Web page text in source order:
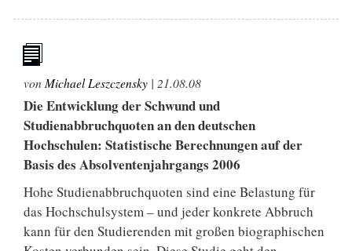
von Michael Leszczensky | 21.08.08
Die Entwicklung der Schwund und
Studienabbruchquoten an den deutschen
Hochschulen: Statistische Berechnungen auf der
Basis des Absolventenjahrgangs 2006
Hohe Studienabbruchquoten sind eine Belastung für
das Hochschulsystem – und jeder konkrete Abbruch
kann für den Studierenden mit großen biographischen